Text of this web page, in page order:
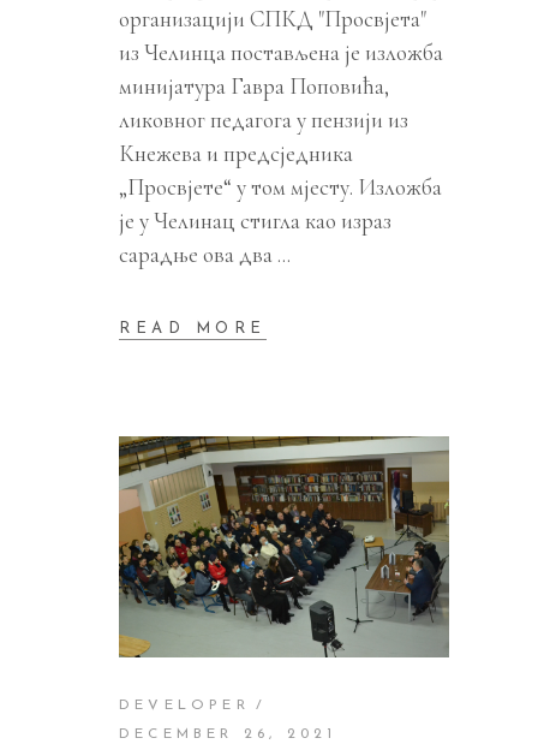
организацији СПКД "Просвјета"
из Челинца постављена је изложба
минијатура Гавра Поповића,
ликовног педагога у пензији из
Кнежева и предсједника
„Просвјете“ у том мјесту. Изложба
је у Челинац стигла као израз
сарадње ова два
READ MORE
DEVELOPER
DECEMBER 26, 2021